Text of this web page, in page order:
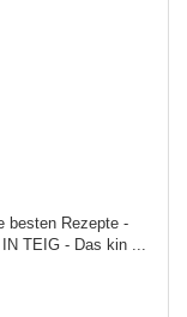
besten Rezepte -
TEIG - Das kin ...